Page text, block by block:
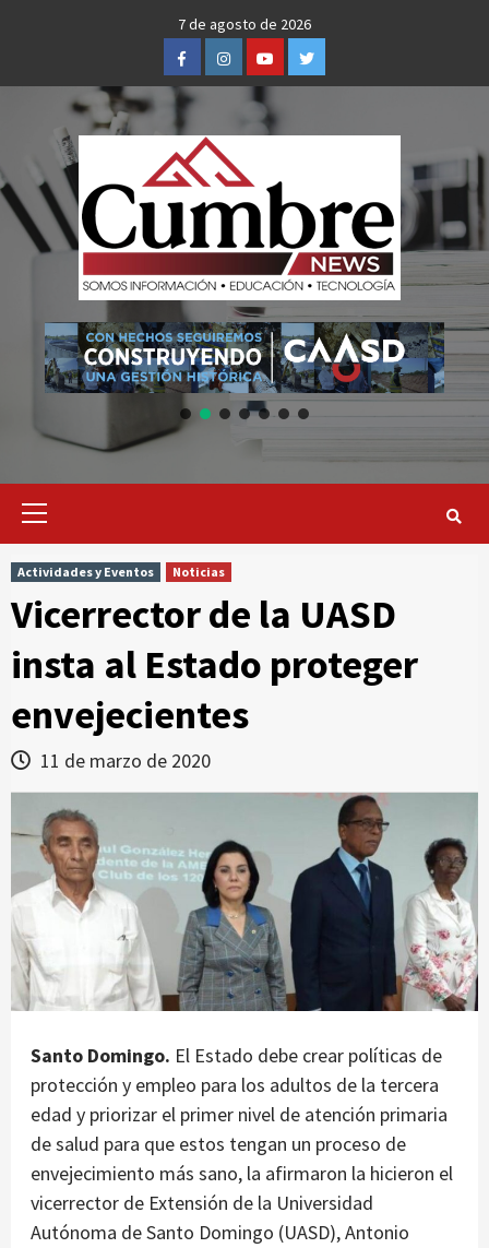
7 de agosto de 2026
FacebookInstagramYoutubeTwitter
Primary
Actividades y Eventos Noticias
Vicerrector de la UASD
insta al Estado proteger
envejecientes
11 de marzo de 2020
Santo Domingo. El Estado debe crear políticas de
protección y empleo para los adultos de la tercera
edad y priorizar el primer nivel de atención primaria
de salud para que estos tengan un proceso de
envejecimiento más sano, la afirmaron la hicieron el
vicerrector de Extensión de la Universidad
Autónoma de Santo Domingo (UASD), Antonio